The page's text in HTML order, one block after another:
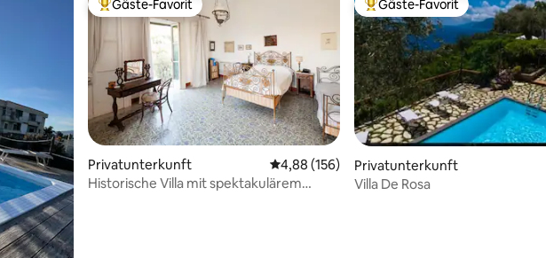
Beliebter Gäste-Favorit.
Gäste-Favorit
Privatunterkunft Durchschnittliche Bewertung: 4,88 von 5,
4,88 (156)
Historische Villa mit spektakulärem
Beliebter Gäste-Favorit.
Gäste-Favorit
Privatunterkunft
Villa De Rosa